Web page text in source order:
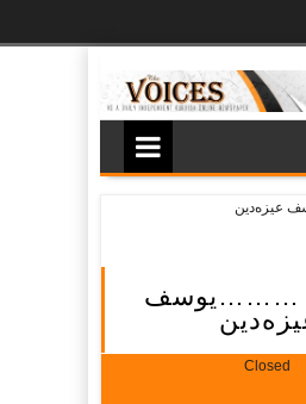
………یوسف
Closed